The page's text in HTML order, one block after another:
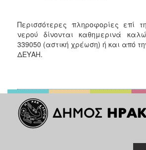
ΠΟΛΗΠερισσότερες πληροφορίες επί
νερού δίνονται καθημερινά
339050 (αστική χρέωση) ή και από
ΔΕΥΑΗ.